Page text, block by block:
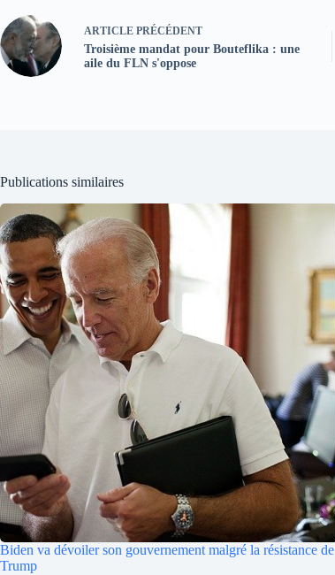
ARTICLE PRÉCÉDENT
Troisième mandat pour Bouteflika : une
aile du FLN s'oppose
Publications similaires
Biden va dévoiler son gouvernement malgré la résistance de
Trump